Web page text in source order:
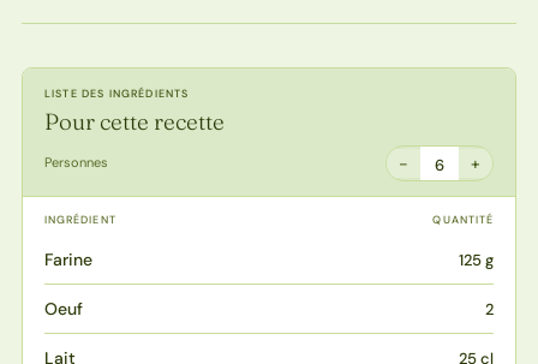
LISTE DES INGRÉDIENTS
Pour cette recette
Personnes − 6 +
INGRÉDIENT QUANTITÉ
Farine 125 g
Oeuf 2
Lait 25 cl